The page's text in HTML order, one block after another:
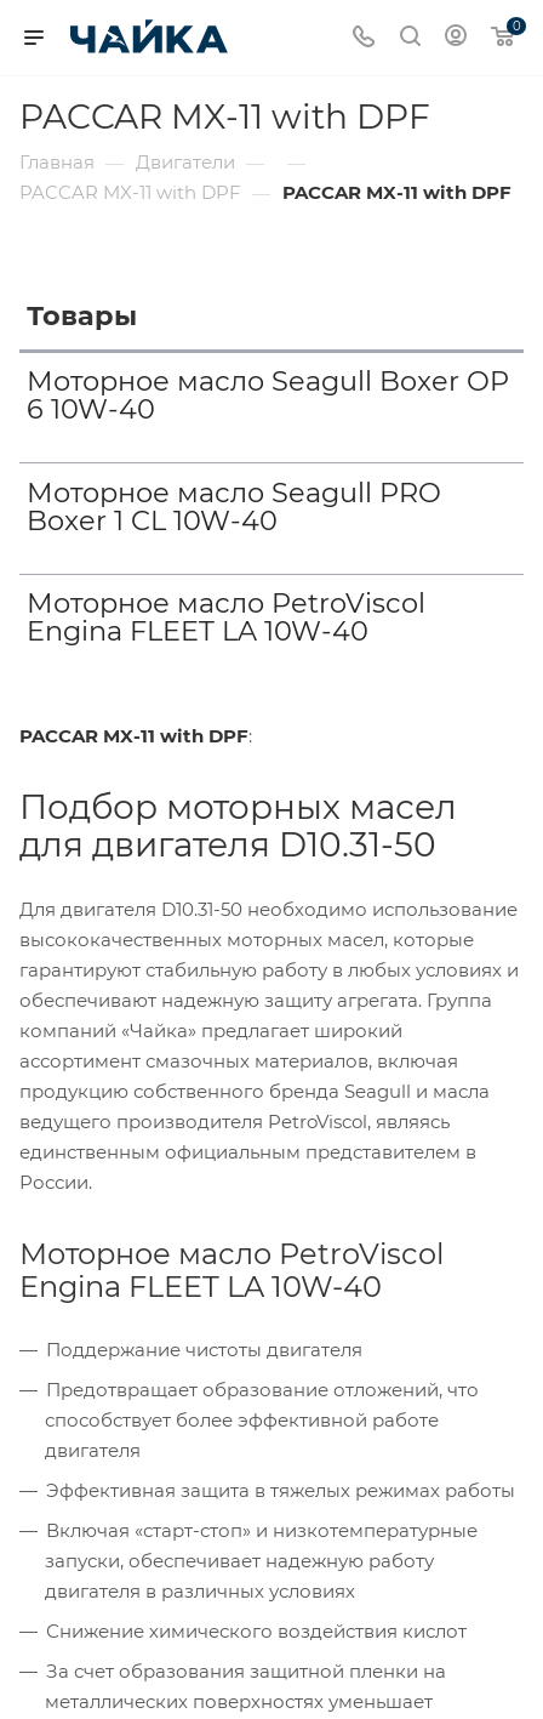
0
PACCAR MX-11 with DPF
Главная — Двигатели —
—
PACCAR MX-11 with DPF — PACCAR MX-11 with DPF
Товары
Моторное масло Seagull Boxer OP
6 10W-40
Моторное масло Seagull PRO
Boxer 1 CL 10W-40
Моторное масло PetroViscol
Engina FLEET LA 10W-40
PACCAR MX-11 with DPF:
Подбор моторных масел
для двигателя D10.31-50
Для двигателя D10.31-50 необходимо использование
высококачественных моторных масел, которые
гарантируют стабильную работу в любых условиях и
обеспечивают надежную защиту агрегата. Группа
компаний «Чайка» предлагает широкий
ассортимент смазочных материалов, включая
продукцию собственного бренда Seagull и масла
ведущего производителя PetroViscol, являясь
единственным официальным представителем в
России.
Моторное масло PetroViscol
Engina FLEET LA 10W-40
Поддержание чистоты двигателя
Предотвращает образование отложений, что
способствует более эффективной работе
двигателя
Эффективная защита в тяжелых режимах работы
Включая «старт-стоп» и низкотемпературные
запуски, обеспечивает надежную работу
двигателя в различных условиях
Снижение химического воздействия кислот
За счет образования защитной пленки на
металлических поверхностях уменьшает